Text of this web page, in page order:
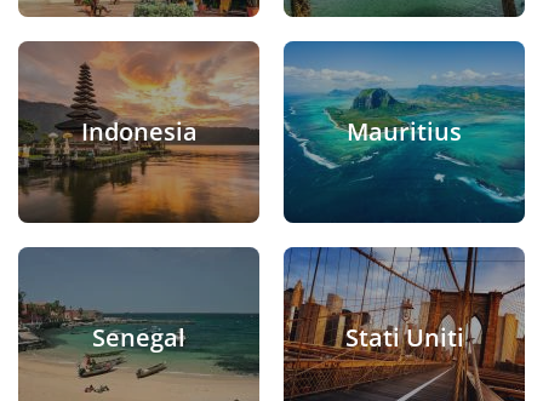
Indonesia Mauritius
Senegal Stati Uniti